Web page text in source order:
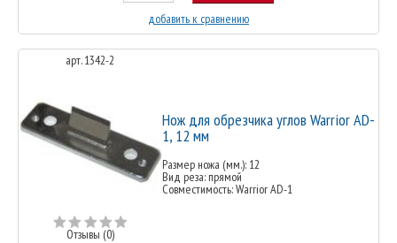
добавить к сравнению
арт. 1342-2
Отзывы (0)
Нож для обрезчика углов Warrior AD-
1, 12 мм
Размер ножа (мм.): 12
Вид реза: прямой
Совместимость: Warrior AD-1